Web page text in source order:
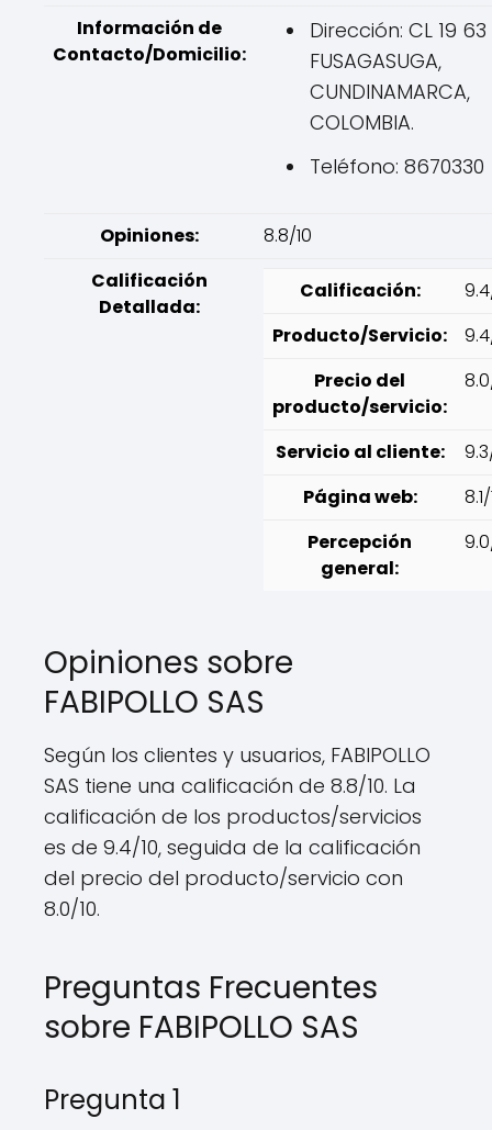
Información de
Contacto/Domicilio:
Dirección: CL 19 63
FUSAGASUGA,
CUNDINAMARCA,
COLOMBIA.
Teléfono: 8670330
Opiniones:
8.8/10
Calificación
Detallada:
Calificación:
Producto/Servicio:
Precio del
producto/servicio:
Servicio al cliente:
Página web:
Percepción
general:
Opiniones sobre
FABIPOLLO SAS
Según los clientes y usuarios, FABIPOLLO
SAS tiene una calificación de 8.8/10. La
calificación de los productos/servicios
es de 9.4/10, seguida de la calificación
del precio del producto/servicio con
8.0/10.
Preguntas Frecuentes
sobre FABIPOLLO SAS
Pregunta 1